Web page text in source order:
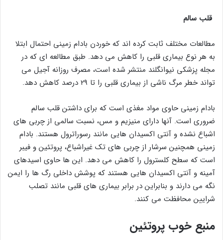
قلب سالم
مطالعات مختلف ثابت کرده اند که خوردن بادام زمینی احتمال ابتلا
به هر نوع بیماری قلبی را کاهش می دهد. طبق مطالعه ای که در
مجله پزشکی نیوانگلند منتشر شده است، مصرف روزانه آجیل می
تواند خطر مرگ ناشی از بیماری قلبی را تا ۲۹ درصد کاهش دهد.
بادام زمینی حاوی مواد مغذی است که برای داشتن قلب سالم
ضروری است. آنها دارای منیزیم و مس، نسبت سالمی از چربی های
اشباع نشده و آنتی اکسیدان هایی مانند رسوراترول هستند. بادام
زمینی همچنین سرشار از چربی های تک غیراشباع، پروتئین و فیبر
است که سطح کلسترول را کاهش می دهد. این ها حاوی اسیدهای
آمینه و آنتی اکسیدان هایی هستند که پوشش داخلی رگ ها را ایمن
نگه می دارند و بنابراین در برابر بیماری های قلبی مانند تصلب
شرایین محافظت می کنند.
منبع خوب پروتئین